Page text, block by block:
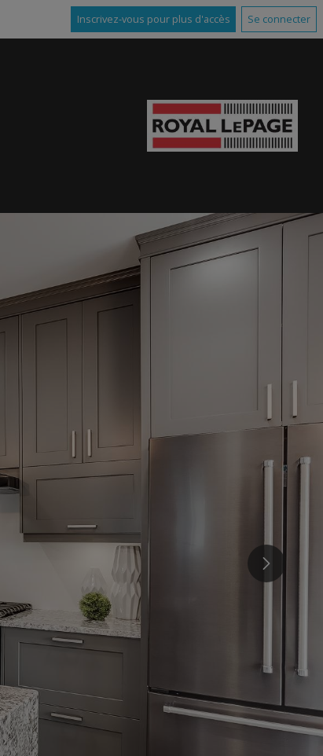
Inscrivez-vous pour plus d'accès Se connecter